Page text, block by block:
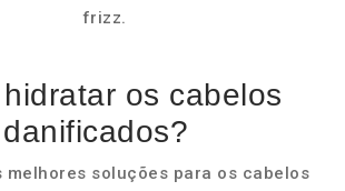
frizz.
os cabelos
danificados?
melhores soluções para os cabelos